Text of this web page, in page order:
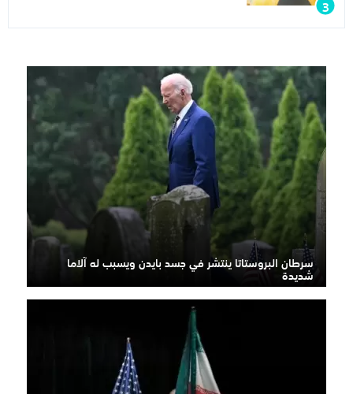
سرطان البروستاتا ينتشر في جسد بايدن ويسبب له آلاما
شديدة